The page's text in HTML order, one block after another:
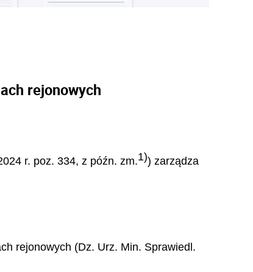
rejonowych
r. poz. 334, z późn. zm.1)) zarządza
rejonowych (Dz. Urz. Min. Sprawiedl.